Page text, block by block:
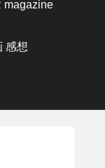
magazine
感想